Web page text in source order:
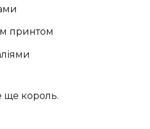
принтом
ще король.